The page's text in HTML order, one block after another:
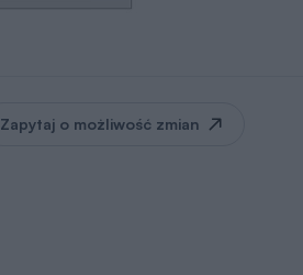
Zapytaj o możliwość zmian